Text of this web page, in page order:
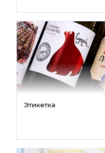
Этикетка